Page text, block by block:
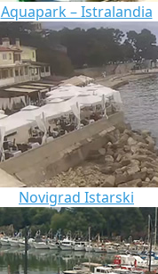
Aquapark – Istralandia
Novigrad Istarski